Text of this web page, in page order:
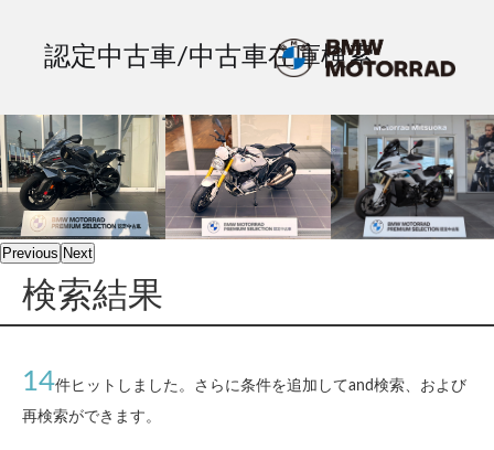
認定中古車/中古車在庫検索
Previous Next
検索結果
14件ヒットしました。さらに条件を追加してand検索、および
再検索ができます。